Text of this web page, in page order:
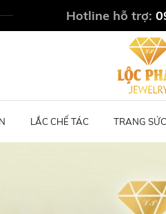
Hotline hỗ trợ:
LẮC CHẾ TÁC TRANG